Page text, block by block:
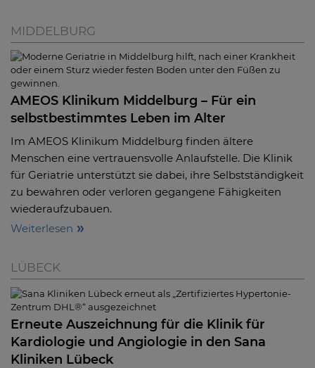
MIDDELBURG
AMEOS Klinikum Middelburg – Für ein
selbstbestimmtes Leben im Alter
Im AMEOS Klinikum Middelburg finden ältere
Menschen eine vertrauensvolle Anlaufstelle. Die Klinik
für Geriatrie unterstützt sie dabei, ihre Selbstständigkeit
zu bewahren oder verloren gegangene Fähigkeiten
wiederaufzubauen.
Weiterlesen
LÜBECK
Erneute Auszeichnung für die Klinik für
Kardiologie und Angiologie in den Sana
Kliniken Lübeck